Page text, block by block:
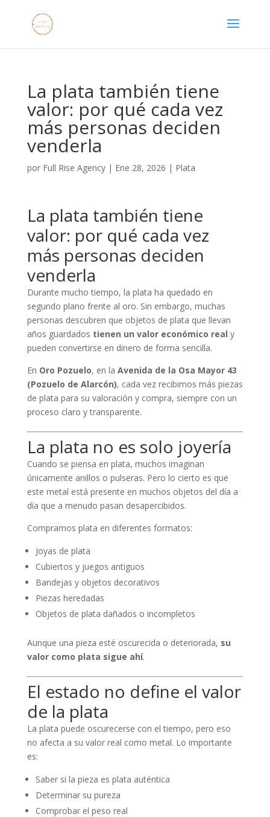
La plata también tiene
valor: por qué cada vez
más personas deciden
venderla
por Full Rise Agency| Ene 28, 2026 | Plata
La plata también tiene
valor: por qué cada vez
más personas deciden
venderla
Durante mucho tiempo, la plata ha quedado en
segundo plano frente al oro. Sin embargo, muchas
personas descubren que objetos de plata que llevan
años guardados tienen un valor económico real y
pueden convertirse en dinero de forma sencilla.
En Oro Pozuelo, en la Avenida de la Osa Mayor 43
(Pozuelo de Alarcón), cada vez recibimos más piezas
de plata para su valoración y compra, siempre con un
proceso claro y transparente.
La plata no es solo joyería
Cuando se piensa en plata, muchos imaginan
únicamente anillos o pulseras. Pero lo cierto es que
este metal está presente en muchos objetos del día a
día que a menudo pasan desapercibidos.
Compramos plata en diferentes formatos:
Joyas de plata
Cubiertos y juegos antiguos
Bandejas y objetos decorativos
Piezas heredadas
Objetos de plata dañados o incompletos
Aunque una pieza esté oscurecida o deteriorada, su
valor como plata sigue ahí.
El estado no define el valor
de la plata
La plata puede oscurecerse con el tiempo, pero eso
no afecta a su valor real como metal. Lo importante
es:
Saber si la pieza es plata auténtica
Determinar su pureza
Comprobar el peso real